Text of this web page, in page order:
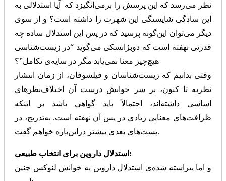
نظر می‌رسد که این پرسش را برمی‌انگیزد که آیا استدلالی به
این سادگی شایستگی این شهرت را داشته است؟ و از سوی
دیگر می‌توان این‌گونه پرسید که در پس این استدلال ساده چه
قدرتی نهفته است که دوبژانسکی می‌گوید “در زیست‌شناسی
هیچ‌چیز معنا نمی‌یابد مگر در سایه‌ی تکامل”؟
وقتی بدانیم که زیست‌شناسان و فیلسوفان، از زمان انتشار
نظریه تا کنون، بر سر خوانش درست آن اختلاف‌نظرهای
اساسی داشته‌اند، احتمالاً باید گواهی باشد بر اینکه
ظرافت‌های معنایی زیادی در پس آن نهفته است. به‌تدریج، در
پست‌های بعدی بیشتر دراین‌باره خواهم گفت.
استدلال داروین برای انتخاب طبیعی:
و اما پیراسته شده‌ی استدلال داروین به خوانش لنوکس چنین